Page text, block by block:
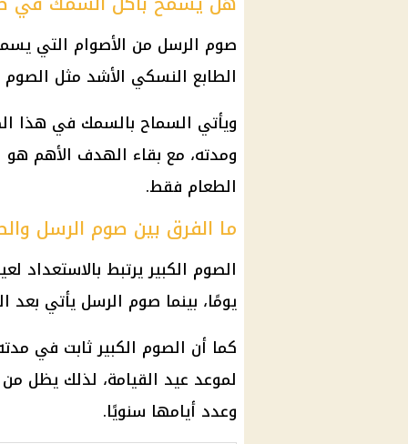
صوم الرسل من الأصوام التي
الطابع النسكي الأشد مثل الصوم
ويأتي السماح بالسمك في هذا
ومدته، مع بقاء الهدف الأهم
الطعام فقط.
ما الفرق بين صوم الرسل
يومًا، بينما صوم الرسل يأتي بعد
كما أن الصوم الكبير ثابت في
لموعد عيد القيامة، لذلك يظل
وعدد أيامها سنويًا.